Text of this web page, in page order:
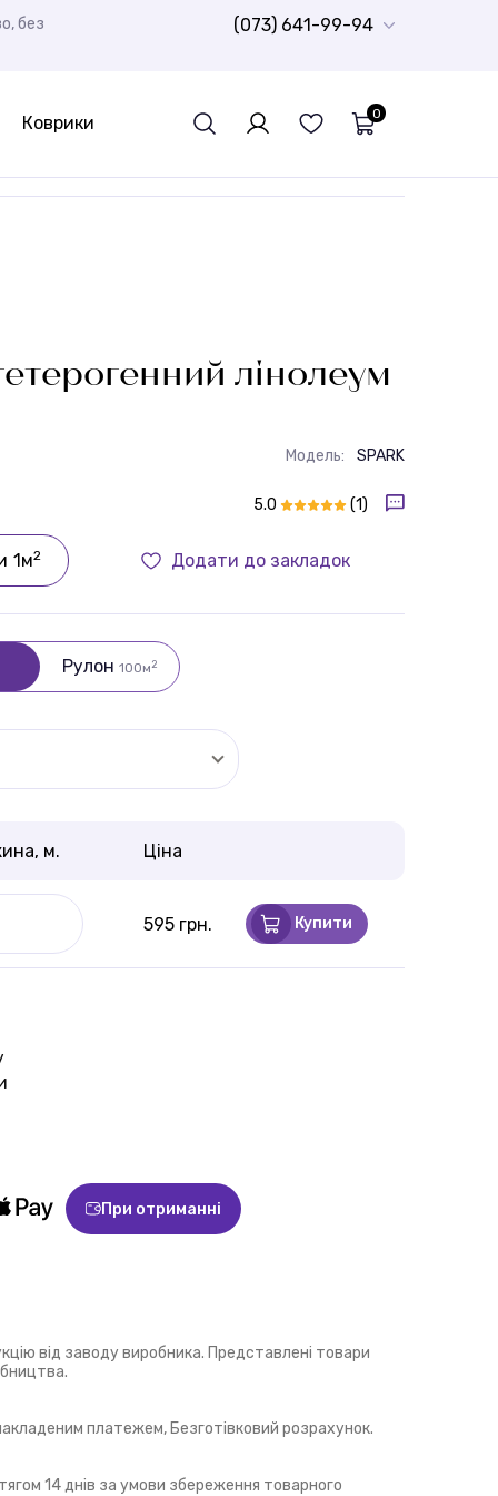
без
(073) 641-99-94
Дитячий ковролін
Ворсисті доріжки Шеггі
Шкури натуральні
Спортивний лінолеум
Гумова плитка
Коврики 0
лінолеум
Модель: SPARK
5.0 (1)
1м2 Додати до закладок
Рулон 100м 2
м. Ціна
595 грн. Купити
При отриманні
від заводу виробника. Представлені товари
платежем, Безготівковий розрахунок.
14 днів за умови збереження товарного